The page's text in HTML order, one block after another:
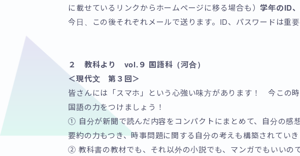
に載せているリンクからホームページに移る場合も） 学年のID
今日、この後それぞれメールで送ります。ID、パスワードは重
２ 教科より vol.９ 国語科（河合）
＜現代文 第３回＞
皆さんには「スマホ」という心強い味方があります！ 今この時
国語の力をつけましょう！
① 自分が新聞で読んだ内容をコンパクトにまとめて、自分の感
要約の力もつき、時事問題に関する自分の考えも構築されていき
② 教科書の教材でも、それ以外の小説でも、マンガでもいいの